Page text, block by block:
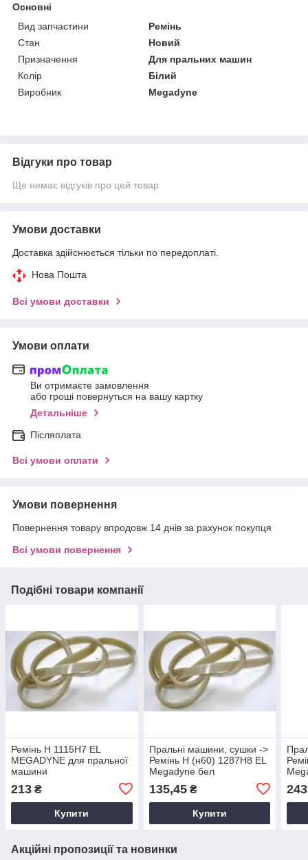
Основні
Вид запчастини
Ремінь
Стан
Новий
Призначення
Для пральних машин
Колір
Білий
Виробник
Megadyne
Відгуки про товар
Ще немає відгуків про цей товар
Умови доставки
Доставка здійснюється тільки по передоплаті.
Нова Пошта
Всі умови доставки
Умови оплати
Ви отримаєте замовлення
або гроші повернуться на вашу картку
Детальніше
Післяплата
Всі умови оплати
Умови повернення
Повернення товару впродовж 14 днів за рахунок покупця
Всі умови повернення
Подібні товари компанії
Ремінь H 1115H7 EL
MEGADYNE для пральної
машини
213 ₴
Купити
Пральні машини, сушки ->
Ремінь H (н60) 1287H8 EL
Megadyne бел
135,45₴
Купити
Акційні пропозиції та новинки